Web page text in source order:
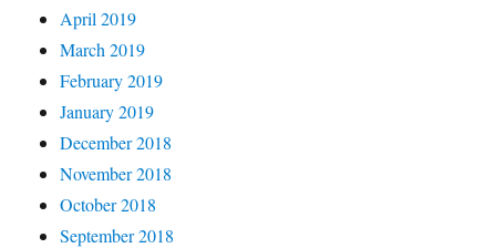
April 2019
March 2019
February 2019
January 2019
December 2018
November 2018
October 2018
September 2018